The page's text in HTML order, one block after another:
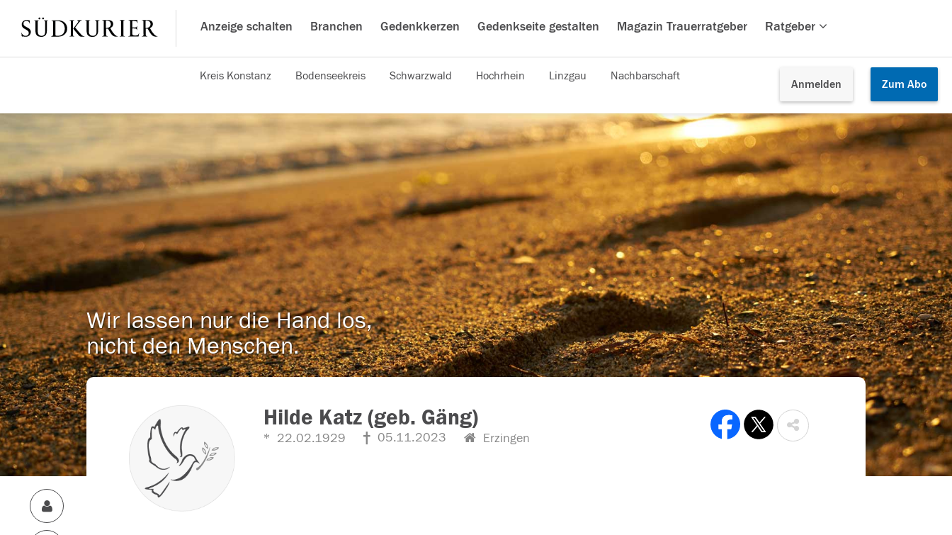
Anzeige schalten Branchen Gedenkkerzen Gedenkseite gestalten Magazin Trauerratgeber Ratgeber
Anmelden Zum Abo
Kreis Konstanz Bodenseekreis Schwarzwald Hochrhein Linzgau Nachbarschaft
Wir lassen nur die Hand los,
nicht den Menschen.
Hilde Katz (geb. Gäng)
22.02.1929 05.11.2023 Erzingen